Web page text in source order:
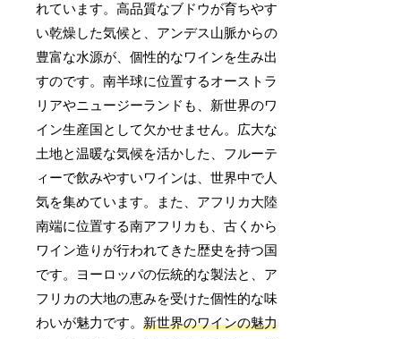
れています。高品質なブドウが育ちやす
い乾燥した気候と、アンデス山脈からの
豊富な水源が、個性的なワインを生み出
すのです。南半球に位置するオーストラ
リアやニュージーランドも、新世界のワ
イン生産国として欠かせません。広大な
土地と温暖な気候を活かした、フルーテ
ィーで飲みやすいワインは、世界中で人
気を集めています。また、アフリカ大陸
南端に位置する南アフリカも、古くから
ワイン造りが行われてきた歴史を持つ国
です。ヨーロッパの伝統的な製法と、ア
フリカの大地の恵みを受けた個性的な味
わいが魅力です。新世界のワインの魅力